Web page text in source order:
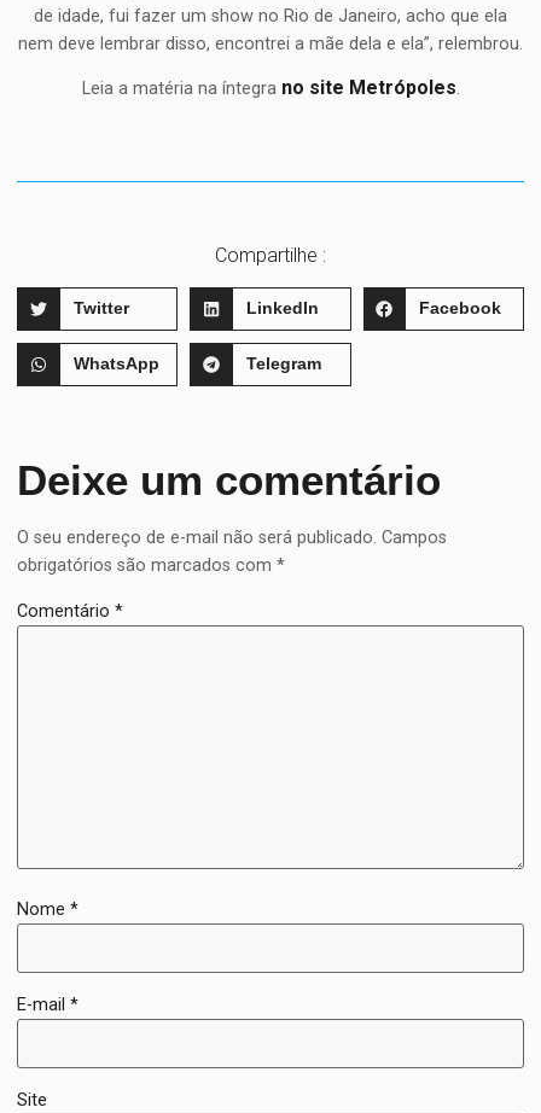
de idade, fui fazer um show no Rio de Janeiro, acho que ela
nem deve lembrar disso, encontrei a mãe dela e ela”, relembrou.
Leia a matéria na íntegra no site Metrópoles.
Compartilhe :
Twitter LinkedIn Facebook
WhatsApp Telegram
Deixe um comentário
O seu endereço de e-mail não será publicado. Campos
obrigatórios são marcados com*
Comentário*
Nome*
E-mail*
Site